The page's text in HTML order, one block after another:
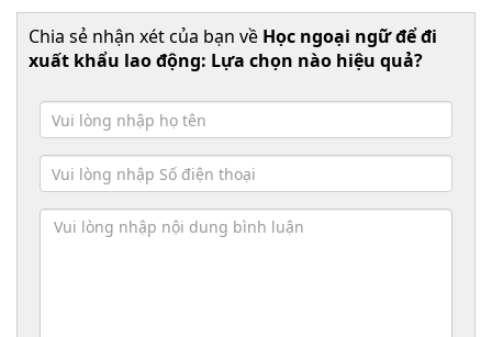
Chia sẻ nhận xét của bạn về Học ngoại ngữ để đi
xuất khẩu lao động: Lựa chọn nào hiệu quả?